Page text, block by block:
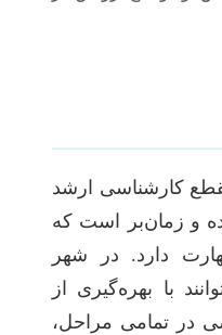
کارشناسی ارشد
و زمان‌بر است که
دارد. در شهر
با بهره‌گیری از
در تمامی مراحل،